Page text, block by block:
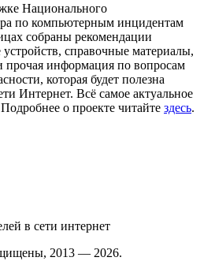
Национального
по компьютерным инцидентам
собраны рекомендации
справочные материалы,
прочая информация по вопросам
которая будет полезна
Интернет. Всё самое актуальное
о проекте читайте здесь.
в сети интернет
2013 — 2026.